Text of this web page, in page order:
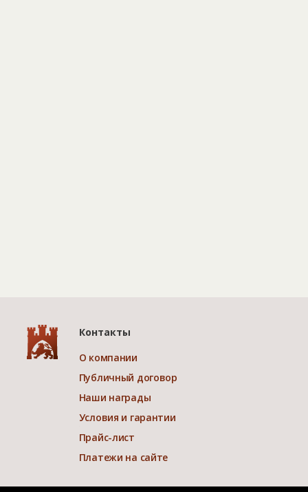
Контакты
О компании
Публичный договор
Наши награды
Условия и гарантии
Прайс-лист
Платежи на сайте